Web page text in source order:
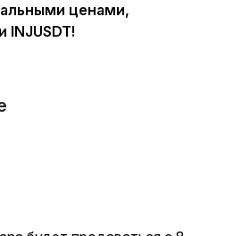
ценами,
INJUSDT!